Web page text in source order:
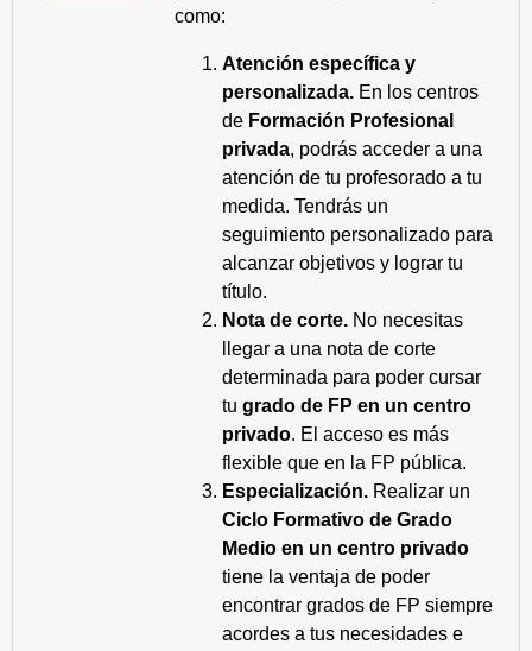
como:
Atención específica y
personalizada. En los centros
de Formación Profesional
privada, podrás acceder a una
atención de tu profesorado a tu
medida. Tendrás un
seguimiento personalizado para
alcanzar objetivos y lograr tu
título.
Nota de corte. No necesitas
llegar a una nota de corte
determinada para poder cursar
tu grado de FP en un centro
privado. El acceso es más
flexible que en la FP pública.
Especialización. Realizar un
Ciclo Formativo de Grado
Medio en un centro privado
tiene la ventaja de poder
encontrar grados de FP siempre
acordes a tus necesidades e